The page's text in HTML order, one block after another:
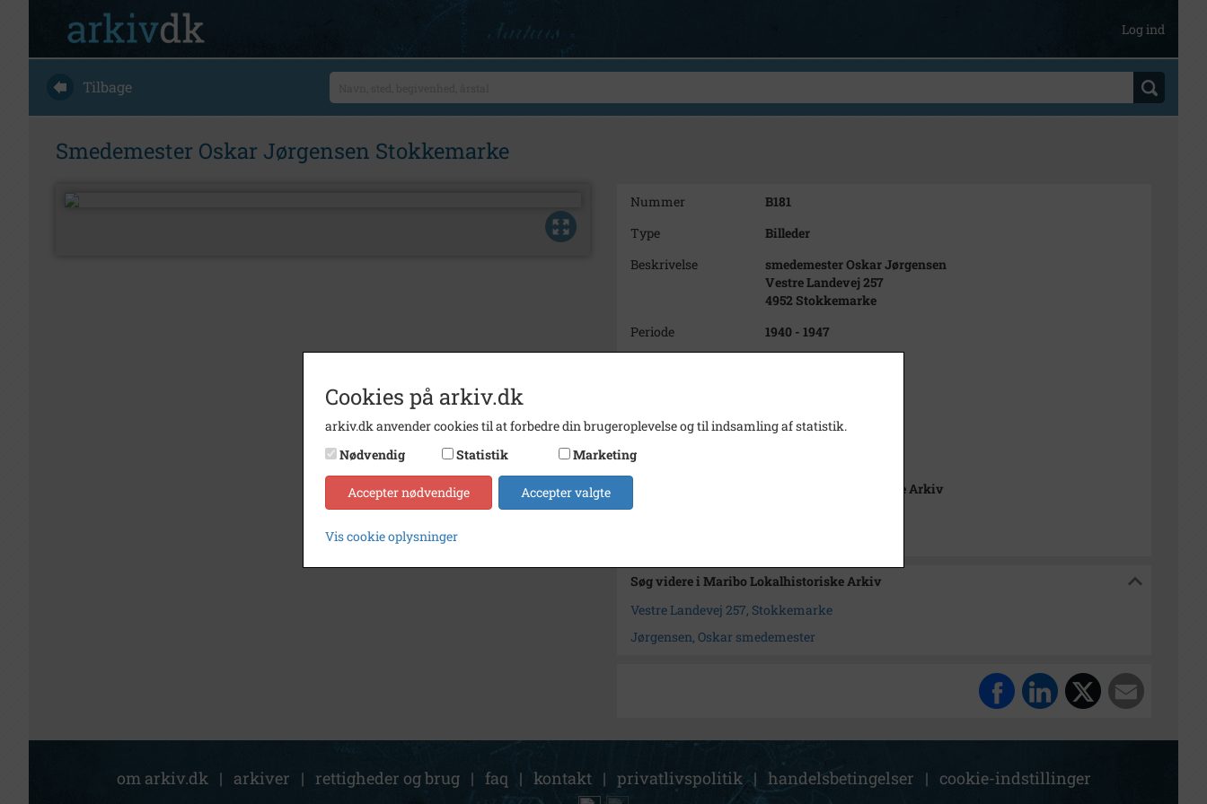
Log ind
Tilbage
Smedemester Oskar Jørgensen Stokkemarke
Nummer
B181
Type
Billeder
Beskrivelse
smedemester Oskar Jørgensen
Vestre Landevej 257
4952 Stokkemarke
Periode
1940 - 1947
Størrelse
152 x 234 mm
Se på kort
Maribo Lokalhistoriske Arkiv
Søg videre i Maribo Lokalhistoriske Arkiv
Vestre Landevej 257, Stokkemarke
Jørgensen, Oskar smedemester
om arkiv.dk | arkiver | rettigheder og brug | faq | kontakt | privatlivspolitik | handelsbetingelser | cookie-indstillinger
Cookies på arkiv.dk
arkiv.dk anvender cookies til at forbedre din brugeroplevelse og til indsamling af statistik.
Nødvendig
Statistik Marketing
Accepter nødvendige Accepter valgte
Vis cookie oplysninger